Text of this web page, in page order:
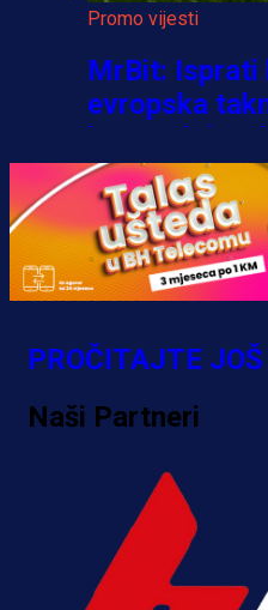
Promo vijesti
MrBit:
evropska
bonus
5 h 32 min
PROČITAJTE JOŠ
Naši Partneri